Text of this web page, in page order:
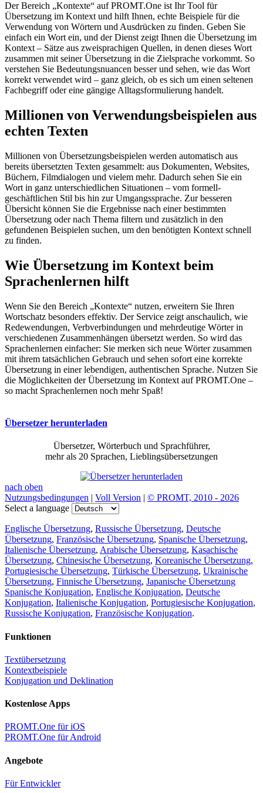
Der Bereich „Kontexte“ auf PROMT.One ist Ihr Tool für
Übersetzung im Kontext und hilft Ihnen, echte Beispiele für die
Verwendung von Wörtern und Ausdrücken zu finden. Geben Sie
einfach ein Wort ein, und der Dienst zeigt Ihnen die Übersetzung im
Kontext – Sätze aus zweisprachigen Quellen, in denen dieses Wort
zusammen mit seiner Übersetzung in die Zielsprache vorkommt. So
verstehen Sie Bedeutungsnuancen besser und sehen, wie das Wort
korrekt verwendet wird – ganz gleich, ob es sich um einen seltenen
Fachbegriff oder eine gängige Alltagsformulierung handelt.
Millionen von Verwendungsbeispielen aus
echten Texten
Millionen von Übersetzungsbeispielen werden automatisch aus
bereits übersetzten Texten gesammelt: aus Dokumenten, Websites,
Büchern, Filmdialogen und vielem mehr. Dadurch sehen Sie ein
Wort in ganz unterschiedlichen Situationen – vom formell-
geschäftlichen Stil bis hin zur Umgangssprache. Zur besseren
Übersicht können Sie die Ergebnisse nach einer bestimmten
Übersetzung oder nach Thema filtern und zusätzlich in den
gefundenen Beispielen suchen, um den benötigten Kontext schnell
zu finden.
Wie Übersetzung im Kontext beim
Sprachenlernen hilft
Wenn Sie den Bereich „Kontexte“ nutzen, erweitern Sie Ihren
Wortschatz besonders effektiv. Der Service zeigt anschaulich, wie
Redewendungen, Verbverbindungen und mehrdeutige Wörter in
verschiedenen Zusammenhängen übersetzt werden. So wird das
Sprachenlernen einfacher: Sie merken sich neue Wörter zusammen
mit ihrem tatsächlichen Gebrauch und sehen sofort eine korrekte
Übersetzung in einer lebendigen, authentischen Sprache. Nutzen Sie
die Möglichkeiten der Übersetzung im Kontext auf PROMT.One –
so macht Sprachenlernen noch mehr Spaß!
Übersetzer herunterladen
Übersetzer, Wörterbuch und Sprachführer,
mehr als 20 Sprachen, Lieblingsübersetzungen
nach oben
Nutzungsbedingungen | Voll Version | © PROMT, 2010 - 2026
Select a language
Englische Übersetzung, Russische Übersetzung, Deutsche
Übersetzung, Französische Übersetzung, Spanische Übersetzung,
Italienische Übersetzung, Arabische Übersetzung, Kasachische
Übersetzung, Chinesische Übersetzung, Koreanische Übersetzung,
Portugiesische Übersetzung, Türkische Übersetzung, Ukrainische
Übersetzung, Finnische Übersetzung, Japanische Übersetzung
Spanische Konjugation, Englische Konjugation, Deutsche
Konjugation, Italienische Konjugation, Portugiesische Konjugation,
Russische Konjugation, Französische Konjugation.
Funktionen
Textübersetzung
Kontextbeispiele
Konjugation und Deklination
Kostenlose Apps
PROMT.One für iOS
PROMT.One für Android
Angebote
Für Entwickler